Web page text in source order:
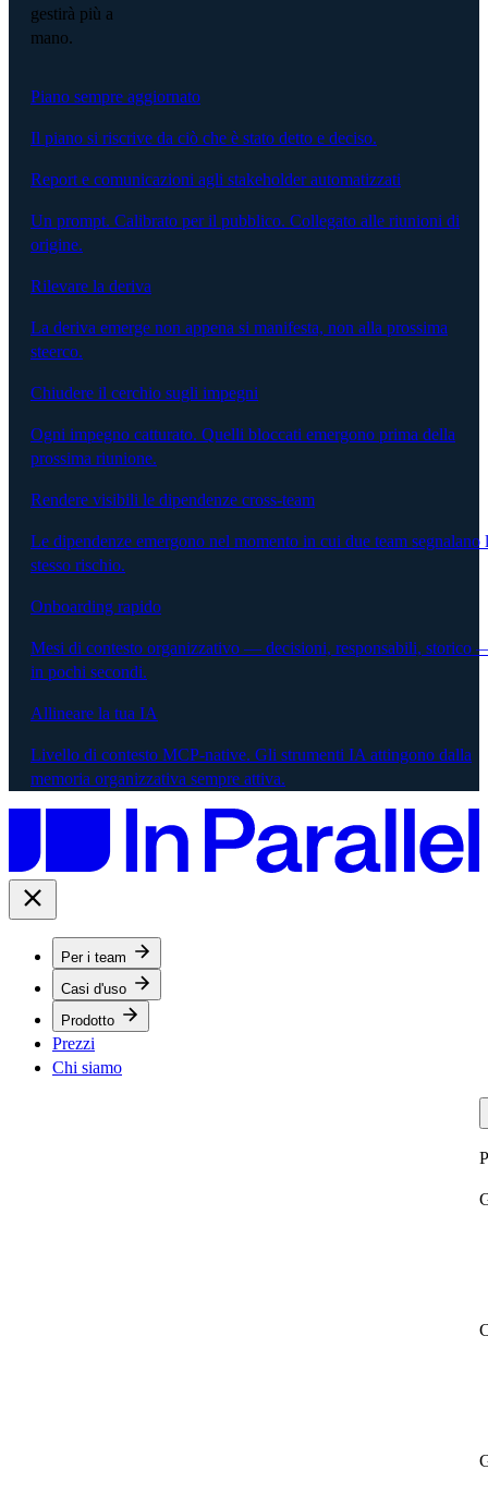
gestirà più a
mano.
Piano sempre aggiornato
Il piano si riscrive da ciò che è stato detto e deciso.
Report e comunicazioni agli stakeholder automatizzati
Un prompt. Calibrato per il pubblico. Collegato alle riunioni di
origine.
Rilevare la deriva
La deriva emerge non appena si manifesta, non alla prossima
steerco.
Chiudere il cerchio sugli impegni
Ogni impegno catturato. Quelli bloccati emergono prima della
prossima riunione.
Rendere visibili le dipendenze cross-team
Le dipendenze emergono nel momento in cui due team segnalano
stesso rischio.
Onboarding rapido
Mesi di contesto organizzativo — decisioni, responsabili, storico
in pochi secondi.
Allineare la tua IA
Livello di contesto MCP-native. Gli strumenti IA attingono dalla
memoria organizzativa sempre attiva.
Per i team
Casi d'uso
Prodotto
Prezzi
Chi siamo